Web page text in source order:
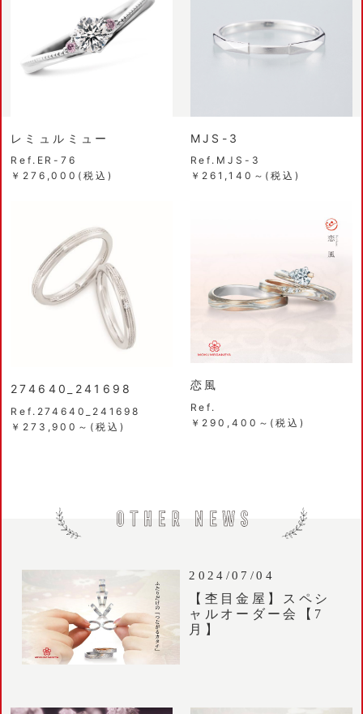
レミュルミュー
Ref.ER-76
￥276,000(税込)
MJS-3
Ref.MJS-3
￥261,140～(税込)
274640_241698
Ref.274640_241698
￥273,900～(税込)
恋風
Ref.
￥290,400～(税込)
2024/07/04
【杢目金屋】スペシ
ャルオーダー会【7
月】